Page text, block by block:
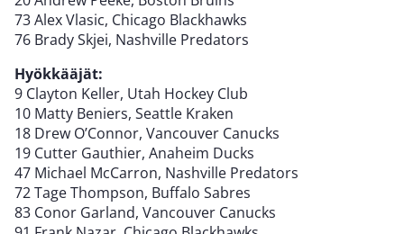
73 Alex Vlasic, Chicago Blackhawks
76 Brady Skjei, Nashville Predators
Hyökkääjät:
9 Clayton Keller, Utah Hockey Club
10 Matty Beniers, Seattle Kraken
18 Drew O’Connor, Vancouver Canucks
19 Cutter Gauthier, Anaheim Ducks
47 Michael McCarron, Nashville Predators
72 Tage Thompson, Buffalo Sabres
83 Conor Garland, Vancouver Canucks